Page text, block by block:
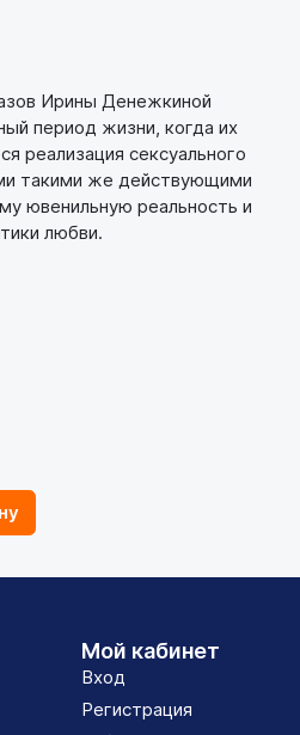
Ирины Денежкиной
период жизни, когда их
реализация сексуального
такими же действующими
ювенильную реальность и
любви.
Мой кабинет
Вход
Регистрация